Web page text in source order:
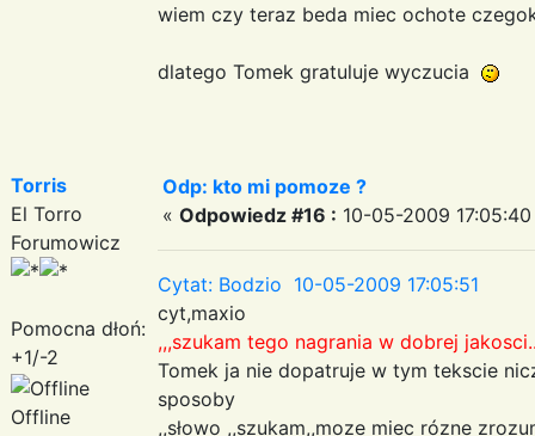
wiem czy teraz beda miec ochote
dlatego Tomek gratuluje wyczucia
Torris
El Torro
Forumowicz
Pomocna dłoń:
+1/-2
Offline
Odp: kto mi pomoze ?
« Odpowiedz #16 : 10-05-2009
Cytat: Bodzio 10-05-2009 17:05:51
cyt,maxio
,,,szukam tego nagrania w dobrej
Tomek ja nie dopatruje w tym tekscie
sposoby
,,słowo ,,szukam,,moze miec rózne